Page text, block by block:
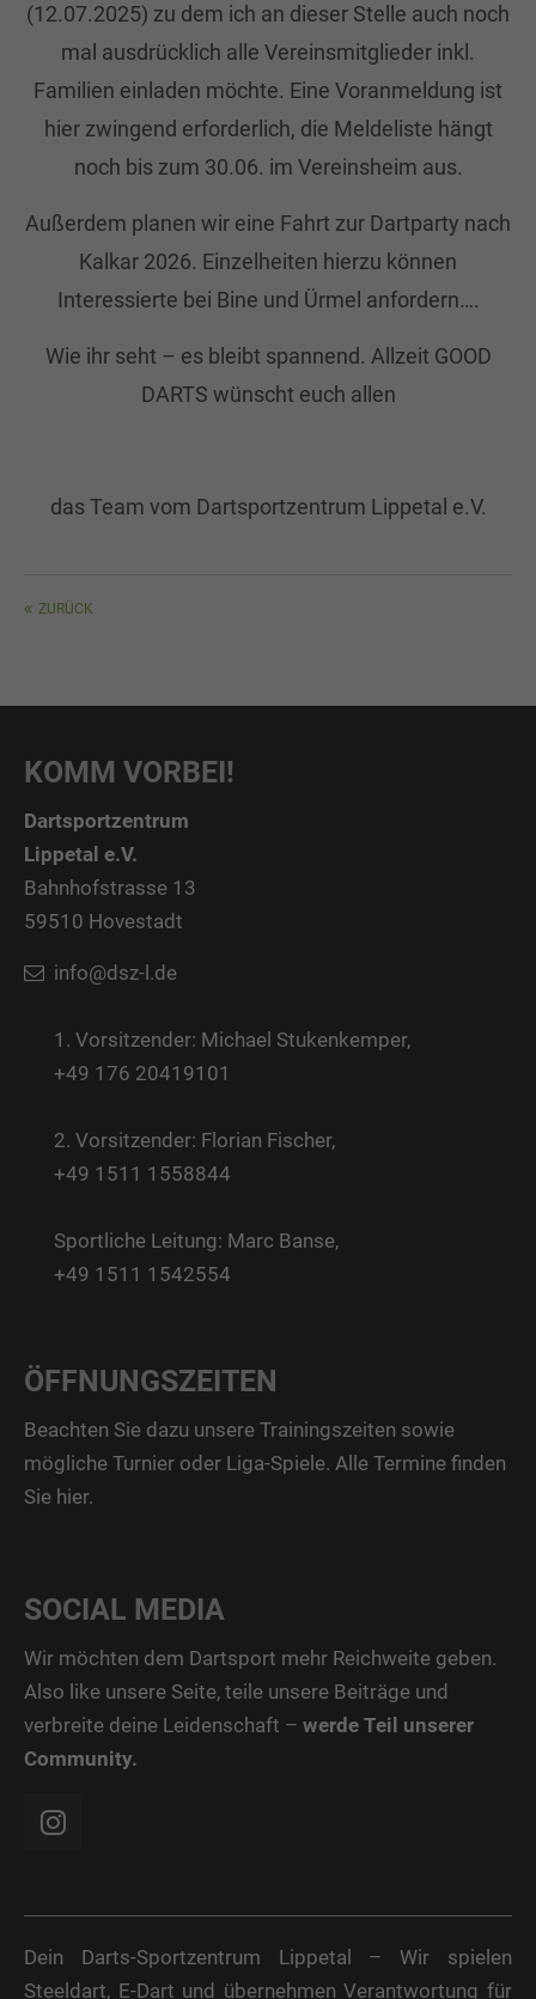
(12.07.2025) zu dem ich an dieser Stelle auch noch
mal ausdrücklich alle Vereinsmitglieder inkl.
Familien einladen möchte. Eine Voranmeldung ist
hier zwingend erforderlich, die Meldeliste hängt
noch bis zum 30.06. im Vereinsheim aus.
Außerdem planen wir eine Fahrt zur Dartparty nach
Kalkar 2026. Einzelheiten hierzu können
Interessierte bei Bine und Ürmel anfordern….
Wie ihr seht – es bleibt spannend. Allzeit GOOD
DARTS wünscht euch allen
das Team vom Dartsportzentrum Lippetal e.V.
ZURÜCK
KOMM VORBEI!
Dartsportzentrum
Lippetal e.V.
Bahnhofstrasse 13
59510 Hovestadt
info@dsz-l.de
1. Vorsitzender: Michael Stukenkemper,
+49 176 20419101
2. Vorsitzender: Florian Fischer,
+49 1511 1558844
Sportliche Leitung: Marc Banse,
+49 1511 1542554
ÖFFNUNGSZEITEN
Beachten Sie dazu unsere Trainingszeiten sowie
mögliche Turnier oder Liga-Spiele. Alle Termine finden
Sie hier.
SOCIAL MEDIA
Wir möchten dem Dartsport mehr Reichweite geben.
Also like unsere Seite, teile unsere Beiträge und
verbreite deine Leidenschaft – werde Teil unserer
Community.
Dein Darts-Sportzentrum Lippetal – Wir spielen
Steeldart, E-Dart und übernehmen Verantwortung für